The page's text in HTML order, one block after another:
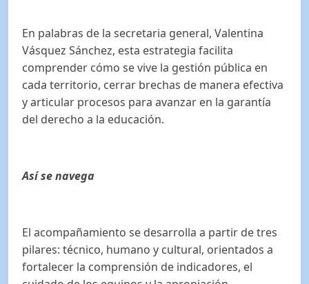
En palabras de la secretaria general, Valentina
Vásquez Sánchez, esta estrategia facilita
comprender cómo se vive la gestión pública en
cada territorio, cerrar brechas de manera efectiva
y articular procesos para avanzar en la garantía
del derecho a la educación.
Así se navega
El acompañamiento se desarrolla a partir de tres
pilares: técnico, humano y cultural, orientados a
fortalecer la comprensión de indicadores, el